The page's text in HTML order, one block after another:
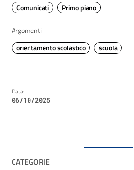
Comunicati
Primo piano
Argomenti
orientamento scolastico
scuola
Data:
06/10/2025
CATEGORIE